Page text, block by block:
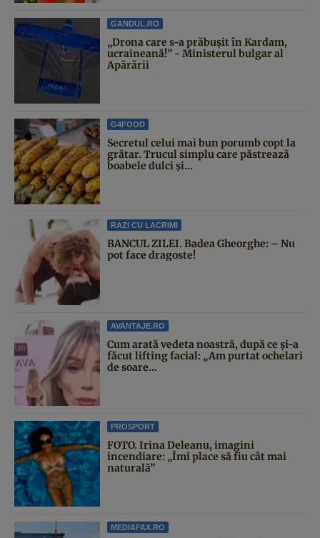
GANDUL.RO
„Drona care s-a prăbușit în Kardam,
ucraineană!” - Ministerul bulgar al
Apărării
G4FOOD
Secretul celui mai bun porumb copt la
grătar. Trucul simplu care păstrează
boabele dulci și...
RAZI CU LACRIMI
BANCUL ZILEI. Badea Gheorghe: – Nu
pot face dragoste!
AVANTAJE.RO
Cum arată vedeta noastră, după ce și-a
făcut lifting facial: „Am purtat ochelari
de soare...
PROSPORT
FOTO. Irina Deleanu, imagini
incendiare: „Îmi place să fiu cât mai
naturală”
MEDIAFAX.RO